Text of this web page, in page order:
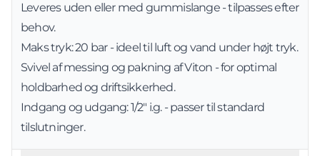
Leveres uden eller med gummislange - tilpasses efter
behov.
Maks tryk: 20 bar - ideel til luft og vand under højt tryk.
Svivel af messing og pakning af Viton - for optimal
holdbarhed og driftsikkerhed.
Indgang og udgang: 1/2" i.g. - passer til standard
tilslutninger.